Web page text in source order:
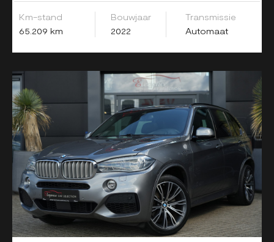
Km-stand
65.209 km
Bouwjaar
2022
Transmissie
Automaat